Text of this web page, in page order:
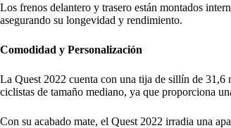
Los frenos delantero y trasero están montados
asegurando su longevidad y rendimiento.
Comodidad y Personalización
La Quest 2022 cuenta con una tija de sillín de 31,6
ciclistas de tamaño mediano, ya que proporciona
Con su acabado mate, el Quest 2022 irradia una